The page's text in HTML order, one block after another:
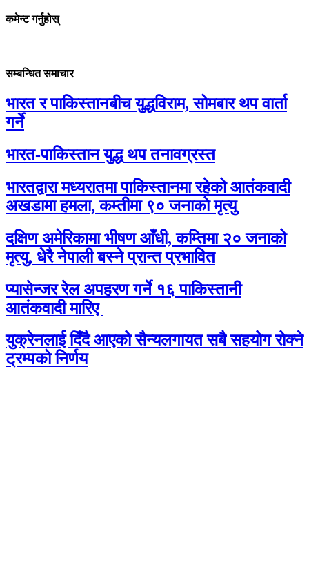
कमेन्ट गर्नुहोस्
सम्बन्धित समाचार
भारत र पाकिस्तानबीच युद्धविराम, सोमबार थप वार्ता
गर्ने
भारत-पाकिस्तान युद्ध थप तनावग्रस्त
भारतद्वारा मध्यरातमा पाकिस्तानमा रहेको आतंकवादी
अखडामा हमला, कम्तीमा ९० जनाको मृत्यु
दक्षिण अमेरिकामा भीषण आँधी, कम्तिमा २० जनाको
मृत्यु, धेरै नेपाली बस्ने प्रान्त प्रभावित
प्यासेन्जर रेल अपहरण गर्ने १६ पाकिस्तानी
आतंकवादी मारिए
युक्रेनलाई दिँदै आएको सैन्यलगायत सबै सहयोग रोक्ने
ट्रम्पको निर्णय